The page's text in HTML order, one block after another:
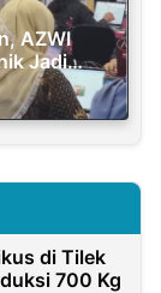
AZWI
Jadi
di Tilek
700 Kg